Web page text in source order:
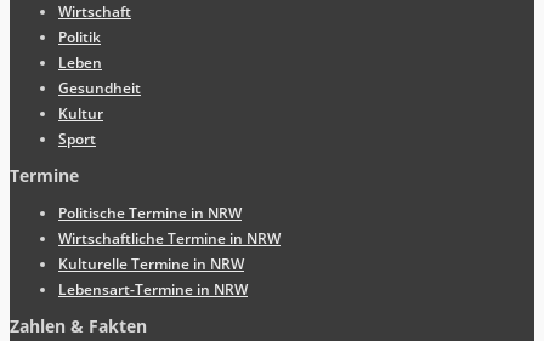
Wirtschaft
Politik
Leben
Gesundheit
Kultur
Sport
Termine
Politische Termine in NRW
Wirtschaftliche Termine in NRW
Kulturelle Termine in NRW
Lebensart-Termine in NRW
Zahlen & Fakten